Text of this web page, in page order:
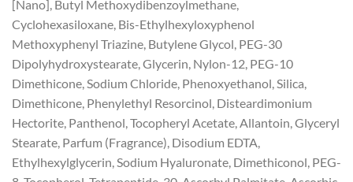
[Nano], Butyl Methoxydibenzoylmethane,
Cyclohexasiloxane, Bis-Ethylhexyloxyphenol
Methoxyphenyl Triazine, Butylene Glycol, PEG-30
Dipolyhydroxystearate, Glycerin, Nylon-12, PEG-10
Dimethicone, Sodium Chloride, Phenoxyethanol, Silica,
Dimethicone, Phenylethyl Resorcinol, Disteardimonium
Hectorite, Panthenol, Tocopheryl Acetate, Allantoin, Glyceryl
Stearate, Parfum (Fragrance), Disodium EDTA,
Ethylhexylglycerin, Sodium Hyaluronate, Dimethiconol, PEG-